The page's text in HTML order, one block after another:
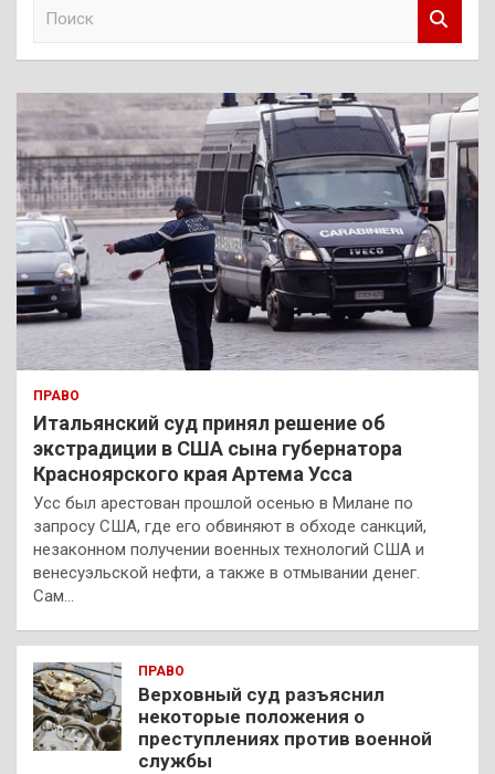
к
ПРАВО
Итальянский суд принял решение об
экстрадиции в США сына губернатора
Красноярского края Артема Усса
Усс был арестован прошлой осенью в Милане по
запросу США, где его обвиняют в обходе санкций,
незаконном получении военных технологий США и
венесуэльской нефти, а также в отмывании денег.
Сам…
ПРАВО
Верховный суд разъяснил
некоторые положения о
преступлениях против военной
службы